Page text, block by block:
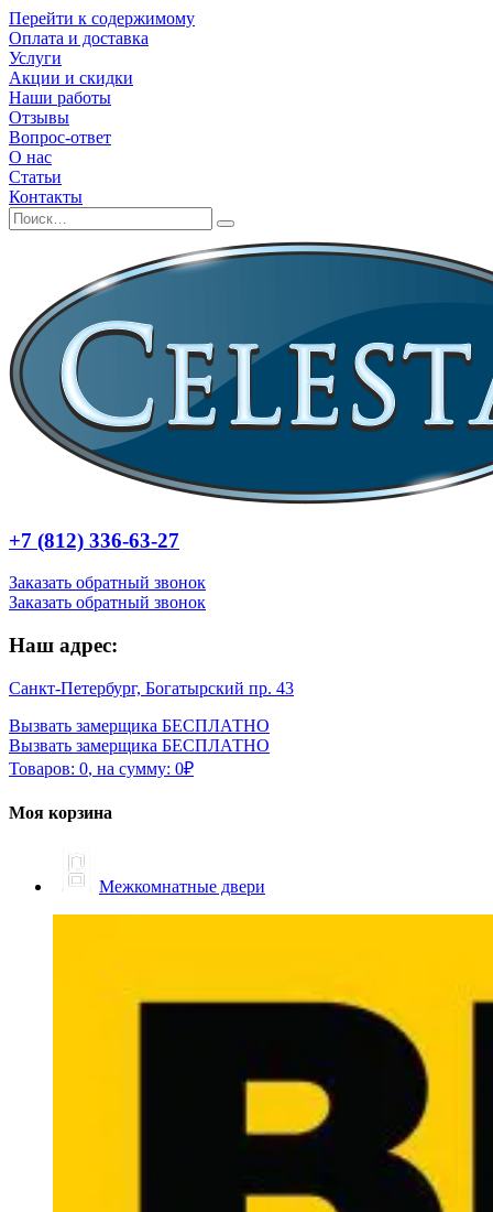
Перейти к содержимому
Оплата и доставка
Услуги
Акции и скидки
Наши работы
Отзывы
Вопрос-ответ
О нас
Статьи
Контакты
+7 (812) 336-63-27
Заказать обратный звонок
Заказать обратный звонок
Наш адрес:
Санкт-Петербург, Богатырский пр. 43
Вызвать замерщика БЕСПЛАТНО
Вызвать замерщика БЕСПЛАТНО
Товаров: 0, на сумму: 0₽
Моя корзина
Межкомнатные двери